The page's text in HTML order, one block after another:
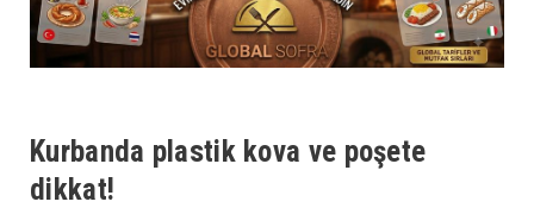
Kurbanda plastik kova ve poşete
dikkat!